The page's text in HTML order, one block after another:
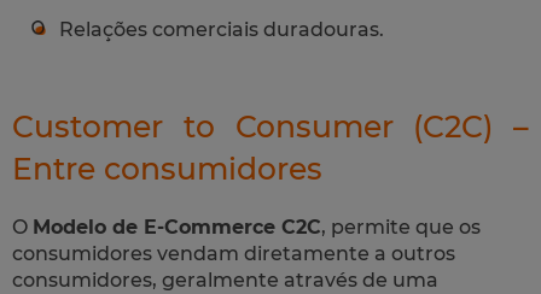
Relações comerciais duradouras.
Customer to Consumer (C2C) –
Entre consumidores
O Modelo de E-Commerce C2C, permite que os
consumidores vendam diretamente a outros
consumidores, geralmente através de uma